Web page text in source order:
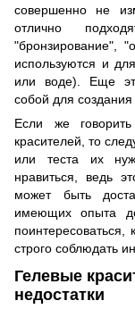
совершенно не
отлично
"бронзирование",
используются и
или воде). Еще
собой для создания
Если же
красителей, то
или теста их
нравиться, ведь
может быть
имеющих опыта
поинтересоваться,
строго соблюдать
Гелевые
недостатки